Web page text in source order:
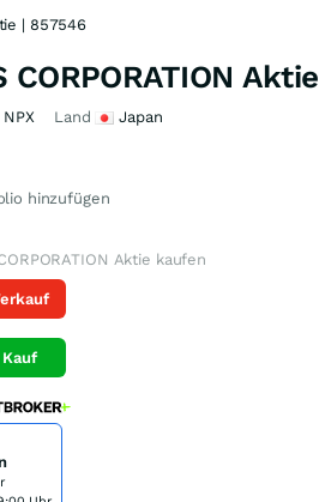
| 857546
CORPORATION Aktie
NPX Land Japan
hinzufügen
Aktie kaufen
Kauf